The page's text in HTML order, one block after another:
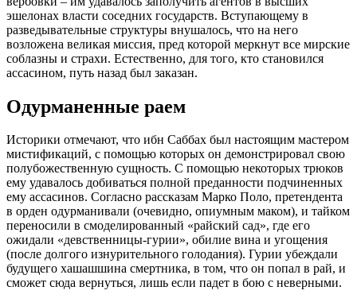
эшелонах власти соседних государств. Вступающему в
разведывательные структуры внушалось, что на него
возложена великая миссия, пред которой меркнут все мирские
соблазны и страхи. Естественно, для того, кто становился
ассасином, путь назад был заказан.
Одурманенные раем
Историки отмечают, что ибн Саббах был настоящим мастером
мистификаций, с помощью которых он демонстрировал свою
полубожественную сущность. С помощью некоторых трюков
ему удавалось добиваться полной преданности подчиненных
ему ассасинов. Согласно рассказам Марко Поло, претендента
в орден одурманивали (очевидно, опиумным маком), и тайком
переносили в смоделированный «райский сад», где его
ожидали «девственницы-гурии», обилие вина и угощения
(после долгого изнурительного голодания). Гурии убеждали
будущего хашашшина смертника, в том, что он попал в рай, и
сможет сюда вернуться, лишь если падет в бою с неверными.